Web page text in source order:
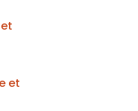
et